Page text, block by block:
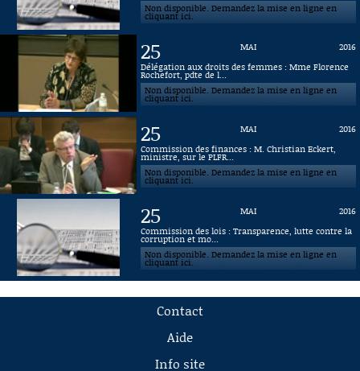
Non disponible. Demandez la mise en ligne en
cliquant ici.
25 MAI
2016
Délégation aux droits des femmes : Mme Florence
Rochefort, pdte de l...
Non disponible. Demandez la mise en ligne en
cliquant ici.
25 MAI
2016
Commission des finances : M. Christian Eckert,
ministre, sur le PLFR...
Non disponible. Demandez la mise en ligne en
cliquant ici.
25 MAI
2016
Commission des lois : Transparence, lutte contre la
corruption et mo...
Non disponible. Demandez la mise en ligne en
cliquant ici.
Contact
Aide
Info site